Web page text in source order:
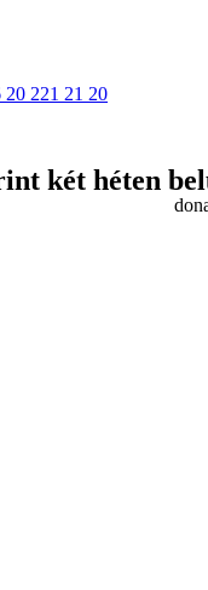
221 21 20
két héten